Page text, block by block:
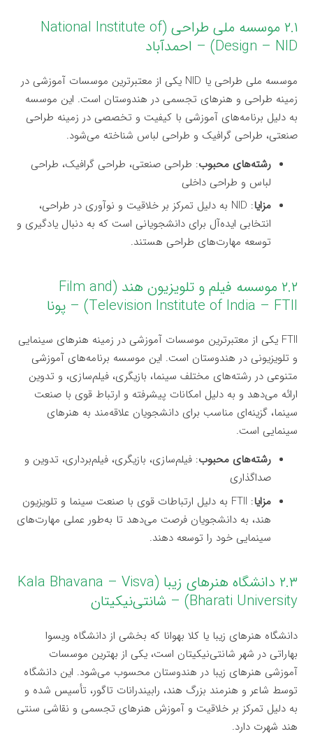
۲.۱ موسسه ملی طراحی (National Institute of
Design – NID) – احمدآباد
موسسه ملی طراحی یا NID یکی از معتبرترین موسسات آموزشی در
زمینه طراحی و هنرهای تجسمی در هندوستان است. این موسسه
به دلیل برنامه‌های آموزشی با کیفیت و تخصصی در زمینه طراحی
صنعتی، طراحی گرافیک و طراحی لباس شناخته می‌شود.
رشته‌های محبوب: طراحی صنعتی، طراحی گرافیک، طراحی
لباس و طراحی داخلی
مزایا
: NID به دلیل تمرکز بر خلاقیت و نوآوری در طراحی،
انتخابی ایده‌آل برای دانشجویانی است که به دنبال یادگیری و
توسعه مهارت‌های طراحی هستند.
۲.۲ موسسه فیلم و تلویزیون هند (Film and
Television Institute of India – FTII) – پونا
FTII یکی از معتبرترین موسسات آموزشی در زمینه هنرهای سینمایی
و تلویزیونی در هندوستان است. این موسسه برنامه‌های آموزشی
متنوعی در رشته‌های مختلف سینما، بازیگری، فیلم‌سازی، و تدوین
ارائه می‌دهد و به دلیل امکانات پیشرفته و ارتباط قوی با صنعت
سینما، گزینه‌ای مناسب برای دانشجویان علاقه‌مند به هنرهای
سینمایی است.
رشته‌های محبوب: فیلم‌سازی، بازیگری، فیلم‌برداری، تدوین و
صداگذاری
مزایا
: FTII به دلیل ارتباطات قوی با صنعت سینما و تلویزیون
هند، به دانشجویان فرصت می‌دهد تا به‌طور عملی مهارت‌های
سینمایی خود را توسعه دهند.
۲.۳ دانشگاه هنرهای زیبا (Kala Bhavana – Visva
Bharati University) – شانتی‌نیکیتان
دانشگاه هنرهای زیبا یا کلا بهوانا که بخشی از دانشگاه ویسوا
بهاراتی در شهر شانتی‌نیکیتان است، یکی از بهترین موسسات
آموزشی هنرهای زیبا در هندوستان محسوب می‌شود. این دانشگاه
توسط شاعر و هنرمند بزرگ هند، رابیندرانات تاگور، تأسیس شده و
به دلیل تمرکز بر خلاقیت و آموزش هنرهای تجسمی و نقاشی سنتی
هند شهرت دارد.